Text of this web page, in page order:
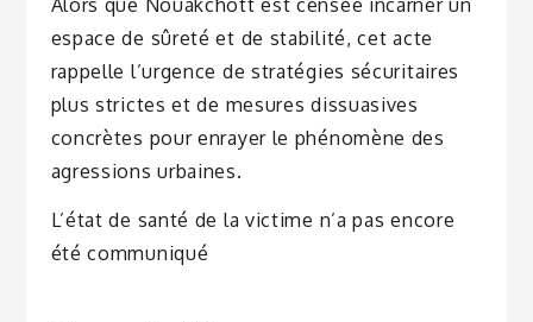
Alors que Nouakchott est censée incarner un
espace de sûreté et de stabilité, cet acte
rappelle l’urgence de stratégies sécuritaires
plus strictes et de mesures dissuasives
concrètes pour enrayer le phénomène des
agressions urbaines.
L’état de santé de la victime n’a pas encore
été communiqué